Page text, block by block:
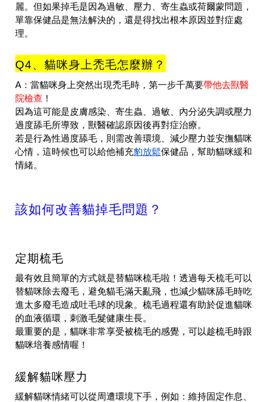
麗。但如果掉毛是因為過敏、壓力、寄生蟲或荷爾蒙問題 ，
單靠保健品是無法解決的，還是得找出根本原因並對症處
理。
Q4、貓咪身上禿毛怎麼辦？
A：當貓咪身上突然出現禿毛時，第一步千萬要帶他去獸醫
院檢查 ！
因為這可能是皮膚感染、寄生蟲、過敏、內分泌失調或壓力
過度舔毛所導致，獸醫確認原因後再對症治療。
若是行為性過度舔毛，則需改善環境、減少壓力並安撫貓咪
心情，這時候也可以給他補充豹放鬆保健品，幫助貓咪緩和
情緒。
該如何改善貓掉毛問題？
定期梳毛
最有效且簡單的方式就是替貓咪梳毛啦！透過每天梳毛可以
替貓咪除去廢毛，避免貓毛滿天亂飛，也減少貓咪舔毛時吃
進太多廢毛造成吐毛球的現象。 梳毛過程還有助於促進貓咪
的血液循環，刺激毛髮健康生長。
最重要的是，貓咪非常享受被梳毛的感覺，可以趁梳毛時跟
貓咪培養感情喔！
緩解貓咪壓力
緩解貓咪情緒可以從周遭環境下手，例如：維持固定作息、